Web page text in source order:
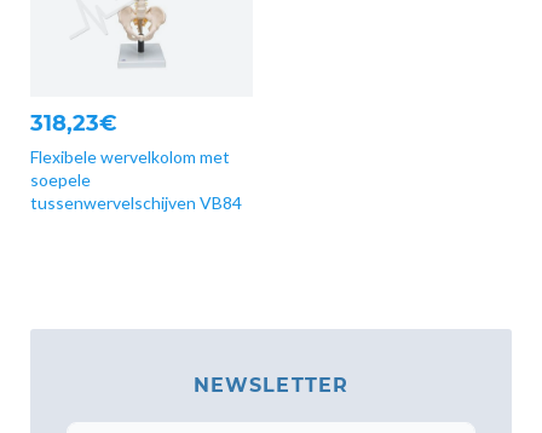
318,23€
Flexibele wervelkolom met
soepele
tussenwervelschijven VB84
NEWSLETTER